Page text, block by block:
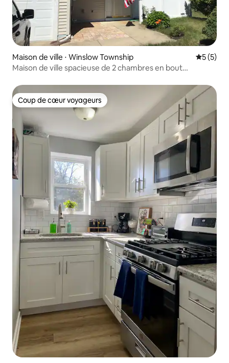
Maison de ville ⋅ Winslow Township
5 (5)
Maison de ville spacieuse de 2 chambres en bout
Coup de cœur voyageurs
Coup de cœur voyageurs